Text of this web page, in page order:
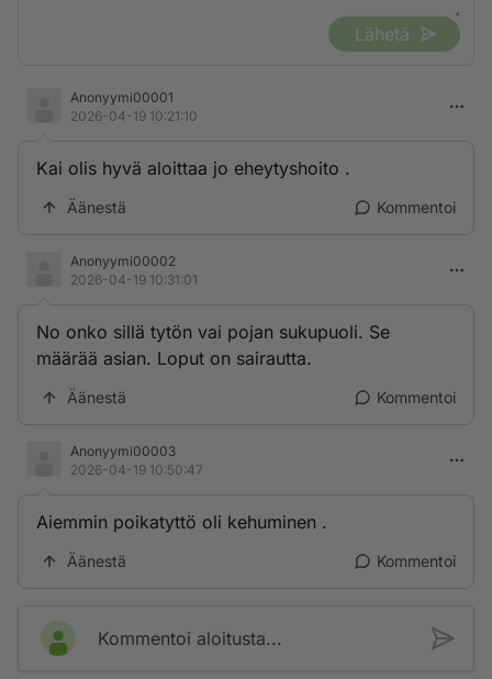
Lähetä
Anonyymi00001
2026-04-19 10:21:10
Kai olis hyvä aloittaa jo eheytyshoito .
Äänestä Kommentoi
Anonyymi00002
2026-04-19 10:31:01
No onko sillä tytön vai pojan sukupuoli. Se
määrää asian. Loput on sairautta.
Äänestä Kommentoi
Anonyymi00003
2026-04-19 10:50:47
Aiemmin poikatyttö oli kehuminen .
Äänestä Kommentoi
Kommentoi aloitusta...